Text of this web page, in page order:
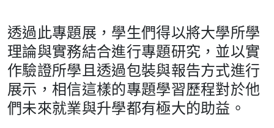
透過此專題展，學生們得以將大學所學
理論與實務結合進行專題研究，並以實
作驗證所學且透過包裝與報告方式進行
展示，相信這樣的專題學習歷程對於他
們未來就業與升學都有極大的助益。